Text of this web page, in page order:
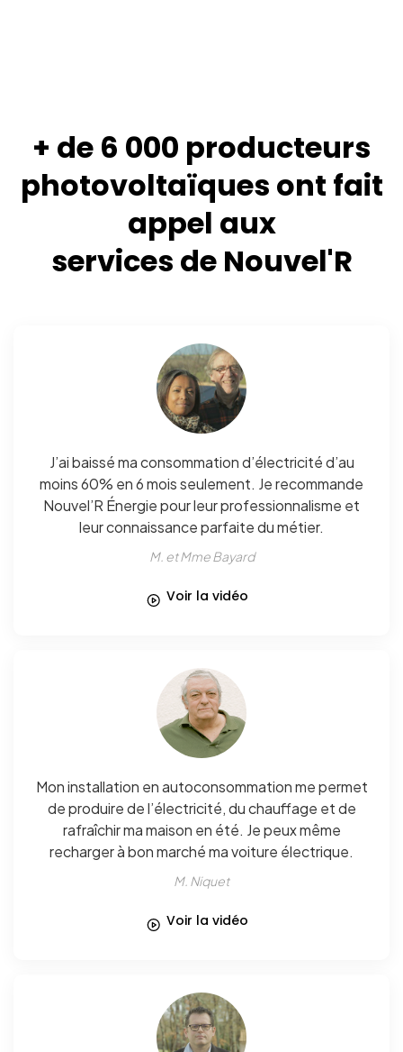
+ de 6 000 producteurs
photovoltaïques ont fait
appel aux
services de Nouvel'R
J’ai baissé ma consommation d’électricité d’au
moins 60% en 6 mois seulement. Je recommande
Nouvel’R Énergie pour leur professionnalisme et
leur connaissance parfaite du métier.
M. et Mme Bayard
Voir la vidéo
Mon installation en autoconsommation me permet
de produire de l’électricité, du chauffage et de
rafraîchir ma maison en été. Je peux même
recharger à bon marché ma voiture électrique.
M. Niquet
Voir la vidéo